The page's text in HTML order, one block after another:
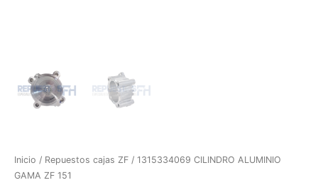
Inicio / Repuestos cajas ZF / 1315334069 CILINDRO ALUMINIO
GAMA ZF 151